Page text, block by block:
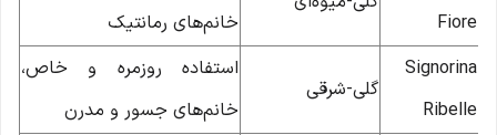
Fiore
خانم‌های رمانتیک
Signorina
Ribelle
گلی-شرقی
استفاده روزمره و خاص،
خانم‌های جسور و مدرن